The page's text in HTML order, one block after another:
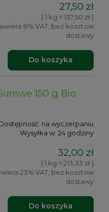
27,50 zł
( 1 kg = 137,50 zł )
8% VAT, bez kosztów
dostawy
Do koszyka
150 g Bio
na wyczerpaniu
Wysyłka w: 24 godziny
32,00 zł
( 1 kg = 213,33 zł )
23% VAT, bez kosztów
dostawy
Do koszyka